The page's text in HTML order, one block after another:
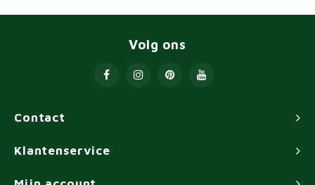
Contact
Volg ons
Klantenservice